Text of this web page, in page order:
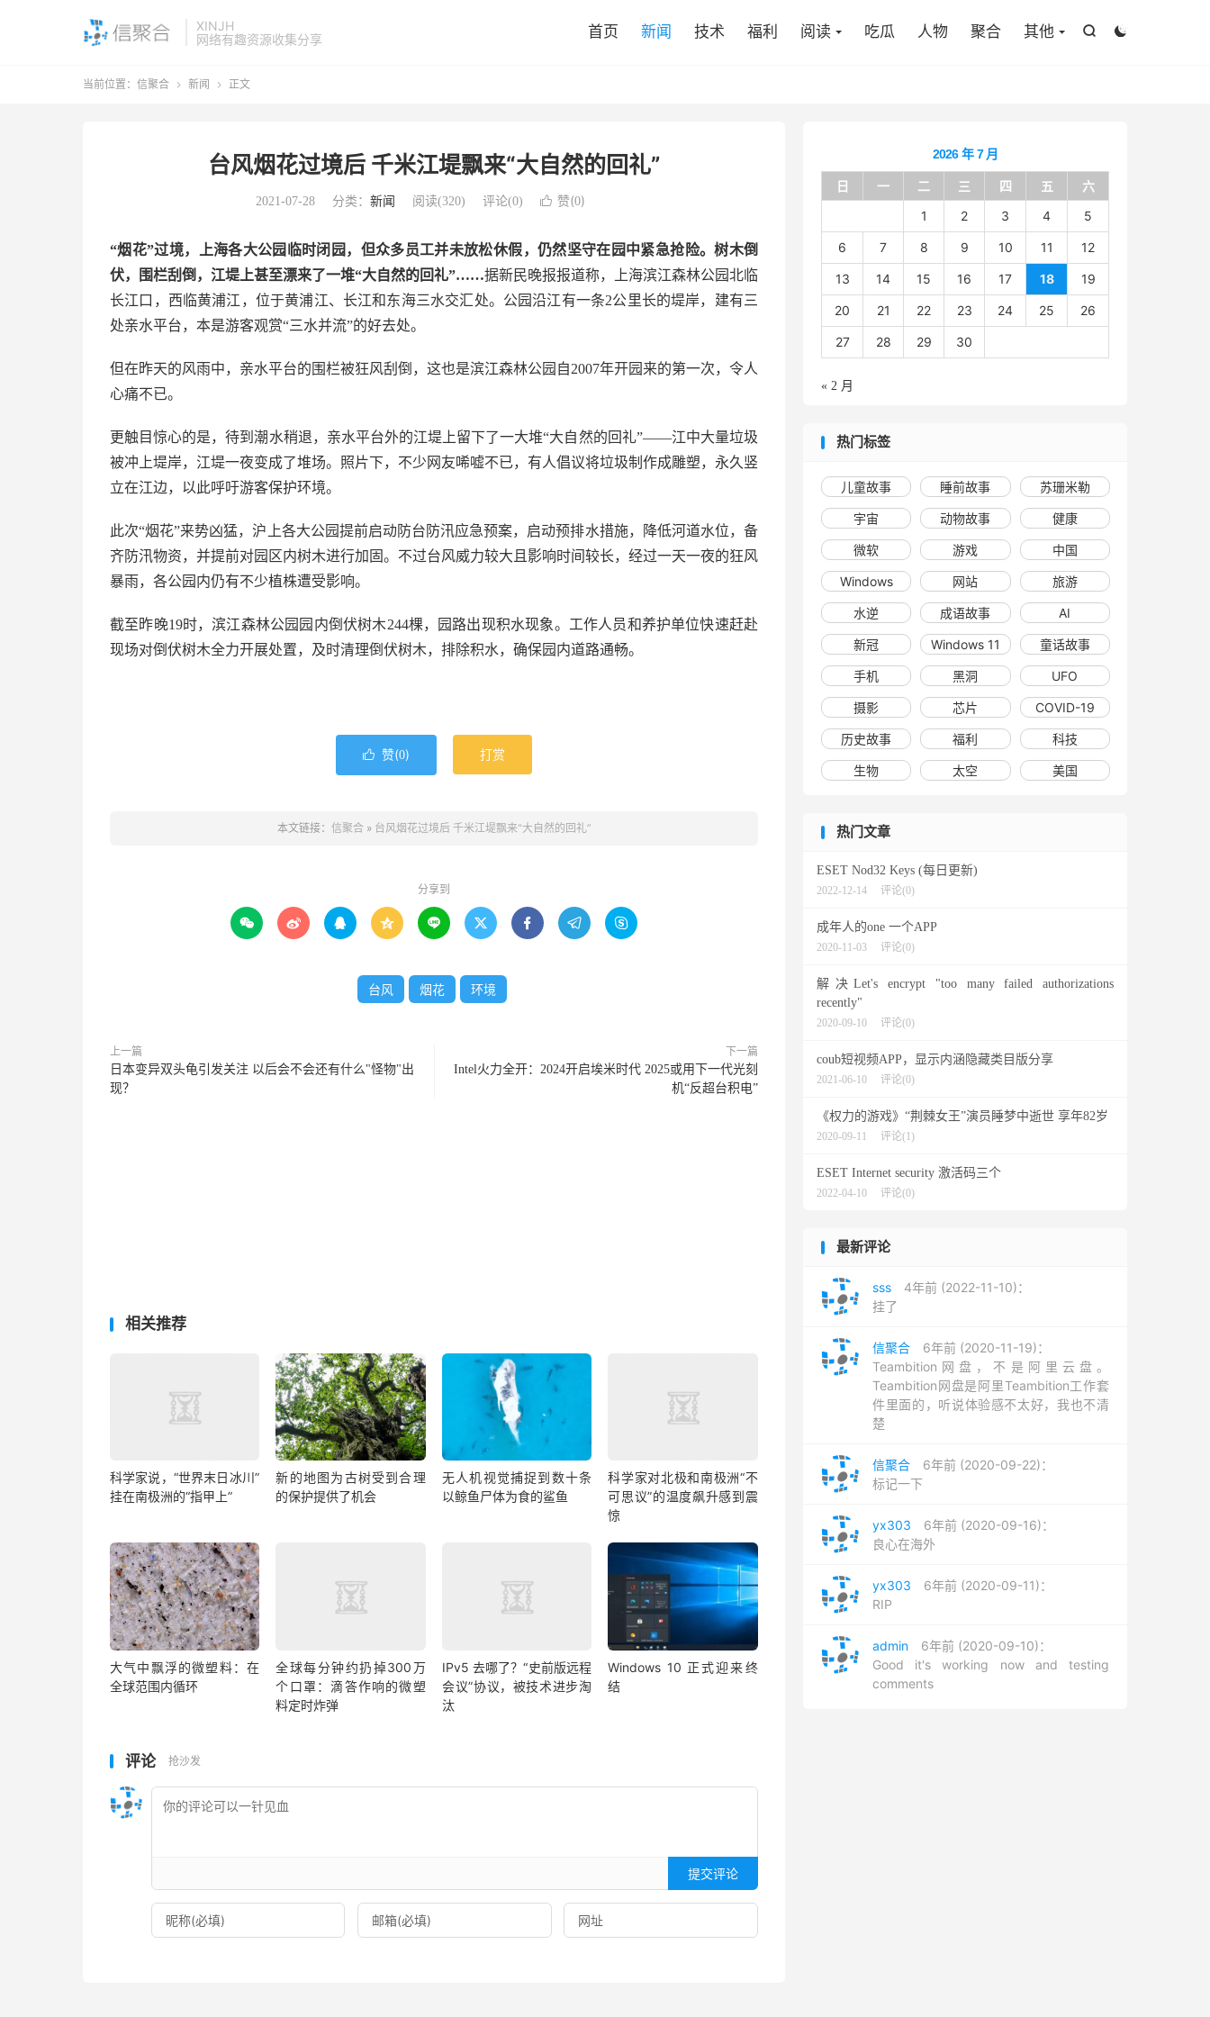
XINJH
网络有趣资源收集分享


首页 新闻 技术 福利 阅读 吃瓜 人物 聚合 其他
当前位置： 信聚合  新闻  正文
台风烟花过境后 千米江堤飘来“大自然的回礼”
2021-07-28 分类： 新闻 阅读(320) 评论(0)  赞(0)
“烟花”过境，上海各大公园临时闭园，但众多员工并未放松休假，仍然坚守在园中紧急抢险。树木倒
伏，围栏刮倒，江堤上甚至漂来了一堆“大自然的回礼”……据新民晚报报道称，上海滨江森林公园北临
长江口，西临黄浦江，位于黄浦江、长江和东海三水交汇处。公园沿江有一条2公里长的堤岸，建有三
处亲水平台，本是游客观赏“三水并流”的好去处。
但在昨天的风雨中，亲水平台的围栏被狂风刮倒，这也是滨江森林公园自2007年开园来的第一次，令人
心痛不已。
更触目惊心的是，待到潮水稍退，亲水平台外的江堤上留下了一大堆“大自然的回礼”——江中大量垃圾
被冲上堤岸，江堤一夜变成了堆场。照片下，不少网友唏嘘不已，有人倡议将垃圾制作成雕塑，永久竖
立在江边，以此呼吁游客保护环境。
此次“烟花”来势凶猛，沪上各大公园提前启动防台防汛应急预案，启动预排水措施，降低河道水位，备
齐防汛物资，并提前对园区内树木进行加固。不过台风威力较大且影响时间较长，经过一天一夜的狂风
暴雨，各公园内仍有不少植株遭受影响。
截至昨晚19时，滨江森林公园园内倒伏树木244棵，园路出现积水现象。工作人员和养护单位快速赶赴
现场对倒伏树木全力开展处置，及时清理倒伏树木，排除积水，确保园内道路通畅。
 赞(0) 打赏
本文链接： 信聚合» 台风烟花过境后 千米江堤飘来“大自然的回礼”
分享到
        
台风 烟花 环境
上一篇
日本变异双头龟引发关注 以后会不会还有什么"怪物"出
现？
下一篇
Intel火力全开：2024开启埃米时代 2025或用下一代光刻
机“反超台积电”
相关推荐
科学家说，“世界末日冰​​川”
挂在南极洲的“指甲上”
新的地图为古树受到合理
的保护提供了机会
无人机视觉捕捉到数十条
以鲸鱼尸体为食的鲨鱼
科学家对北极和南极洲“不
可思议”的温度飙升感到震
惊
大气中飘浮的微塑料：在
全球范围内循环
全球每分钟约扔掉300万
个口罩：滴答作响的微塑
料定时炸弹
IPv5 去哪了？“史前版远程
会议”协议，被技术进步淘
汰
Windows 10 正式迎来终
结
评论 抢沙发
提交评论
2026 年 7 月
日 一 二 三 四 五
六
1
2 3 4 5
6 7 8 9 10 11 12
13 14 15 16 17 18 19
20 21 22 23 24 25 26
27 28 29 30
« 2 月
热门标签
儿童故事 睡前故事 苏珊米勒
宇宙 动物故事 健康
微软 游戏 中国
Windows 网站 旅游
水逆 成语故事 AI
新冠 Windows 11 童话故事
手机 黑洞 UFO
摄影 芯片 COVID-19
历史故事 福利 科技
生物 太空 美国
热门文章
ESET Nod32 Keys (每日更新)
2022-12-14 评论(0)
成年人的one 一个APP
2020-11-03 评论(0)
解决Let's encrypt "too many failed authorizations
recently"
2020-09-10 评论(0)
coub短视频APP，显示内涵隐藏类目版分享
2021-06-10 评论(0)
《权力的游戏》“荆棘女王”演员睡梦中逝世 享年82岁
2020-09-11 评论(1)
ESET Internet security 激活码三个
2022-04-10 评论(0)
最新评论
sss
4年前 (2022-11-10)：
挂了
信聚合
6年前 (2020-11-19)：
Teambition网盘，不是阿里云盘。
Teambition网盘是阿里Teambition工作套
件里面的，听说体验感不太好，我也不清
楚
信聚合
6年前 (2020-09-22)：
标记一下
yx303
6年前 (2020-09-16)：
良心在海外
yx303
6年前 (2020-09-11)：
RIP
admin
6年前 (2020-09-10)：
Good it's working now and testing
comments